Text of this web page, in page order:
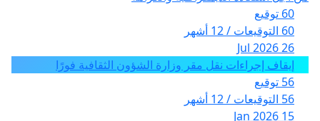
60 توقيع
60 التوقيعات / 12 أشهر
26 Jul 2026
إيقاف إجراءات نقل مقر وزارة الشؤون الثقافية فورًا
56 توقيع
56 التوقيعات / 12 أشهر
15 Jan 2026